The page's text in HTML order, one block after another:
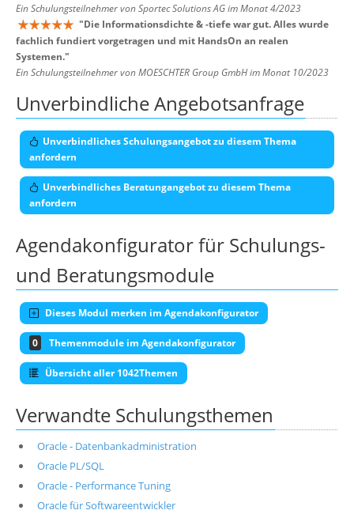
Ein Schulungsteilnehmer von Sportec Solutions AG im Monat 4/2023
"Die Informationsdichte & -tiefe war gut. Alles wurde
fachlich fundiert vorgetragen und mit HandsOn an realen
Systemen."
Ein Schulungsteilnehmer von MOESCHTER Group GmbH im Monat 10/2023
Unverbindliche Angebotsanfrage
Unverbindliches Schulungsangebot zu diesem Thema
anfordern
Unverbindliches Beratungangebot zu diesem Thema
anfordern
Agendakonfigurator für Schulungs-
und Beratungsmodule
Dieses Modul merken im Agendakonfigurator
0 Themenmodule im Agendakonfigurator
Übersicht aller 1042Themen
Verwandte Schulungsthemen
Oracle - Datenbankadministration
Oracle PL/SQL
Oracle - Performance Tuning
Oracle für Softwareentwickler